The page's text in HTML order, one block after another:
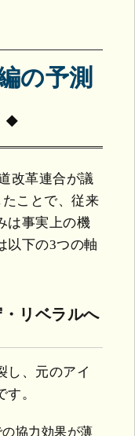
の予測
改革連合が議
ことで、従来
は事実上の機
以下の3つの軸
リベラルへ
し、元のアイ
。
協力効果が薄